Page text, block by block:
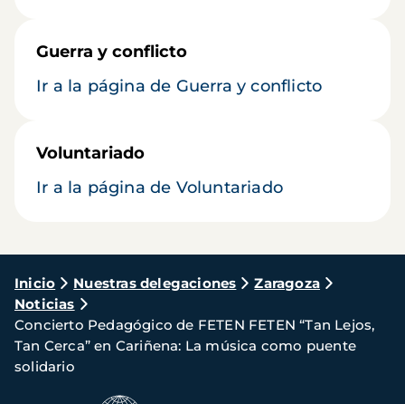
Guerra y conflicto
Ir a la página de Guerra y conflicto
Voluntariado
Ir a la página de Voluntariado
Ruta
de
navegación
Inicio Nuestras delegaciones
Zaragoza
Noticias
Concierto Pedagógico de FETEN FETEN “Tan Lejos,
Tan Cerca” en Cariñena: La música como puente
solidario